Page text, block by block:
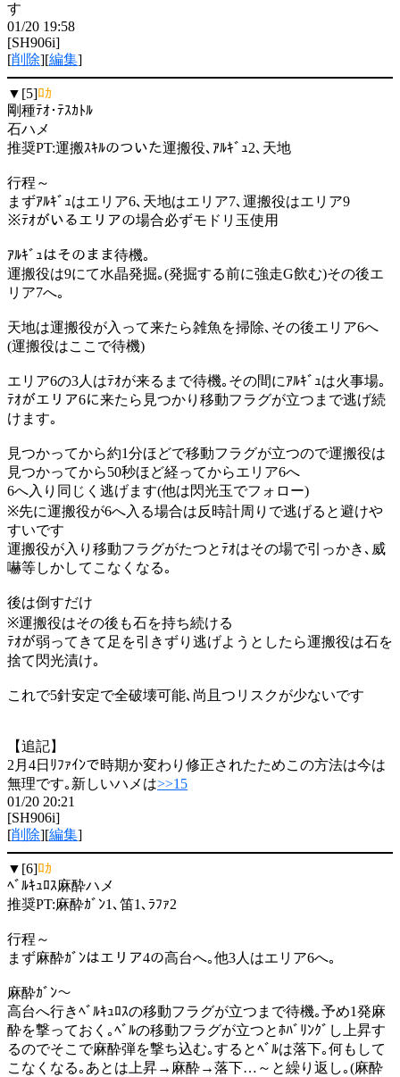
す
01/20 19:58
[SH906i]
[削除][編集]
▼[5]ﾛｶ
剛種ﾃｵ･ﾃｽｶﾄﾙ
石ハメ
推奨PT:運搬ｽｷﾙのついた運搬役､ｱﾙｷﾞｭ2､天地
行程～
まずｱﾙｷﾞｭはエリア6､天地はエリア7､運搬役はエリア9
※ﾃｵがいるエリアの場合必ずモドリ玉使用
ｱﾙｷﾞｭはそのまま待機｡
運搬役は9にて水晶発掘｡(発掘する前に強走G飲む)その後エ
リア7へ｡
天地は運搬役が入って来たら雑魚を掃除､その後エリア6へ
(運搬役はここで待機)
エリア6の3人はﾃｵが来るまで待機｡その間にｱﾙｷﾞｭは火事場｡
ﾃｵがエリア6に来たら見つかり移動フラグが立つまで逃げ続
けます｡
見つかってから約1分ほどで移動フラグが立つので運搬役は
見つかってから50秒ほど経ってからエリア6へ
6へ入り同じく逃げます(他は閃光玉でフォロー)
※先に運搬役が6へ入る場合は反時計周りで逃げると避けや
すいです
運搬役が入り移動フラグがたつとﾃｵはその場で引っかき､威
嚇等しかしてこなくなる｡
後は倒すだけ
※運搬役はその後も石を持ち続ける
ﾃｵが弱ってきて足を引きずり逃げようとしたら運搬役は石を
捨て閃光漬け｡
これで5針安定で全破壊可能､尚且つリスクが少ないです
【追記】
2月4日ﾘﾌｧｲﾝで時期か変わり修正されたためこの方法は今は
無理です｡新しいハメは>>15
01/20 20:21
[SH906i]
[削除][編集]
▼[6]ﾛｶ
ﾍﾞﾙｷｭﾛｽ麻酔ハメ
推奨PT:麻酔ｶﾞﾝ1､笛1､ﾗﾌｧ2
行程～
まず麻酔ｶﾞﾝはエリア4の高台へ｡他3人はエリア6へ｡
麻酔ｶﾞﾝ～
高台へ行きﾍﾞﾙｷｭﾛｽの移動フラグが立つまで待機｡予め1発麻
酔を撃っておく｡ﾍﾞﾙの移動フラグが立つとﾎﾊﾞﾘﾝｸﾞし上昇す
るのでそこで麻酔弾を撃ち込む｡するとﾍﾞﾙは落下｡何もして
こなくなる｡あとは上昇→麻酔→落下…～と繰り返し｡(麻酔